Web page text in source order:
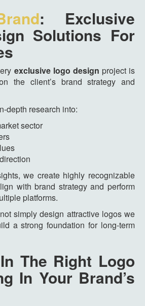
: Exclusive
Solutions For
exclusive logo design project is
the client’s brand strategy and
depth research into:
sector
we create highly recognizable
with brand strategy and perform
platforms.
simply design attractive logos we
a strong foundation for long-term
The Right Logo
In Your Brand’s